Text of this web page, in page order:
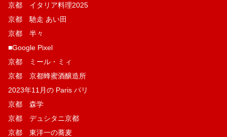
京都 イタリア料理2025
京都 馳走 あい田
京都 半々
■Google Pixel
京都 ミール・ミィ
京都 京都蜂蜜酒醸造所
2023年11月の Paris パリ
京都 森学
京都 デュシタニ京都
京都 東洋一の蕎麦